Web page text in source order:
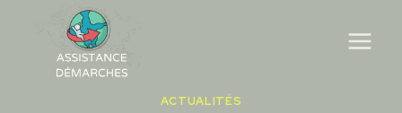
content
ACTUALITÉS